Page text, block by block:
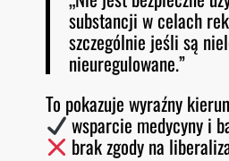
substancji w celach
szczególnie jeśli są
nieuregulowane.”
To pokazuje wyraźny
wsparcie medycyny i
brak zgody na